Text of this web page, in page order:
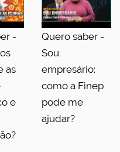
-
as
e
Quero saber -
Sou
empresário:
como a Finep
pode me
ajudar?